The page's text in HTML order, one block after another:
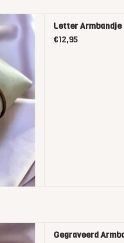
Letter Armbandje
€12,95
Gegraveerd